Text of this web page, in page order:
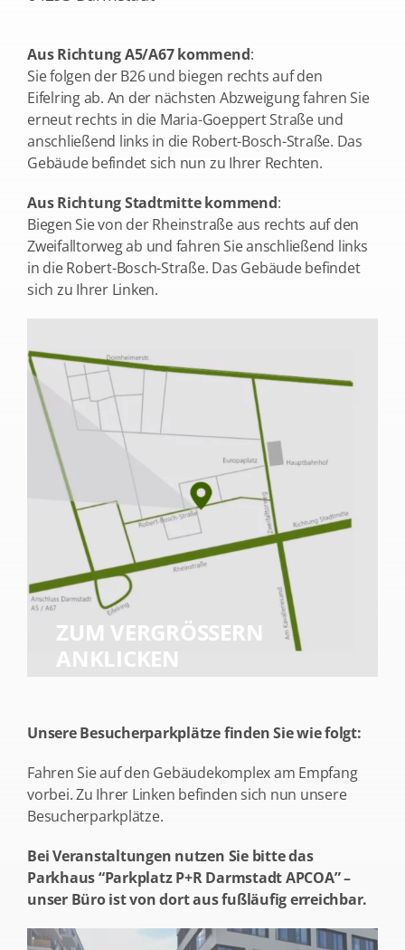
Aus Richtung A5/A67 kommend:
Sie folgen der B26 und biegen rechts auf den
Eifelring ab. An der nächsten Abzweigung fahren Sie
erneut rechts in die Maria-Goeppert Straße und
anschließend links in die Robert-Bosch-Straße. Das
Gebäude befindet sich nun zu Ihrer Rechten.
Aus Richtung Stadtmitte kommend:
Biegen Sie von der Rheinstraße aus rechts auf den
Zweifalltorweg ab und fahren Sie anschließend links
in die Robert-Bosch-Straße. Das Gebäude befindet
sich zu Ihrer Linken.
ZUM VERGRÖSSERN A
NKLICKEN
Unsere Besucherparkplätze finden Sie wie folgt:
Fahren Sie auf den Gebäudekomplex am Empfang
vorbei. Zu Ihrer Linken befinden sich nun unsere
Besucherparkplätze.
Bei Veranstaltungen nutzen Sie bitte das
Parkhaus “Parkplatz P+R Darmstadt APCOA” –
unser Büro ist von dort aus fußläufig erreichbar.